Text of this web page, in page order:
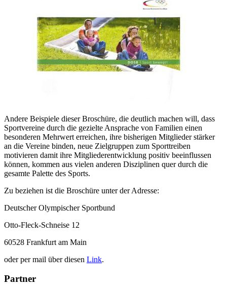
Andere Beispiele dieser Broschüre, die deutlich machen will, dass
Sportvereine durch die gezielte Ansprache von Familien einen
besonderen Mehrwert erreichen, ihre bisherigen Mitglieder stärker
an die Vereine binden, neue Zielgruppen zum Sporttreiben
motivieren damit ihre Mitgliederentwicklung positiv beeinflussen
können, kommen aus vielen anderen Disziplinen quer durch die
gesamte Palette des Sports.
Zu beziehen ist die Broschüre unter der Adresse:
Deutscher Olympischer Sportbund
Otto-Fleck-Schneise 12
60528 Frankfurt am Main
oder per mail über diesen Link.
Partner